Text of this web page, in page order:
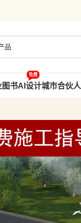
图书AI设计
免费
城市合伙人